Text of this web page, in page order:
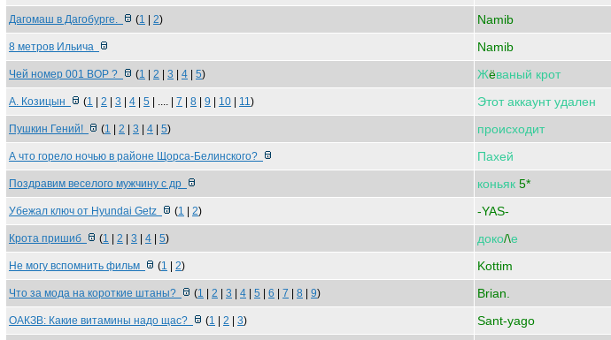
Дагомаш в Дагобурге. (1 2) Namib
8 метров Ильича Namib
Чей номер 001 ВОР ? (1 2 3 4 5) Жёваный крот
А. Козицын (1 2 3 4 5 | .... | 7 8 9 10 11) Этот аккаунт удален
Пушкин Гений! (1 2 3 4 5) происходит
А что горело ночью в районе Щорса-Белинского? Пахей
Поздравим веселого мужчину с др коньяк 5*
Убежал ключ от Hyundai Getz (1 2) -YAS-
Крота пришиб (1 2 3 4 5) доко/\е
Не могу вспомнить фильм (1 2) Kottim
Что за мода на короткие штаны? (1 2 3 4 5 6 7 8 9) Brian.
ОАКЗВ: Какие витамины надо щас? (1 2 3) Sant-yago